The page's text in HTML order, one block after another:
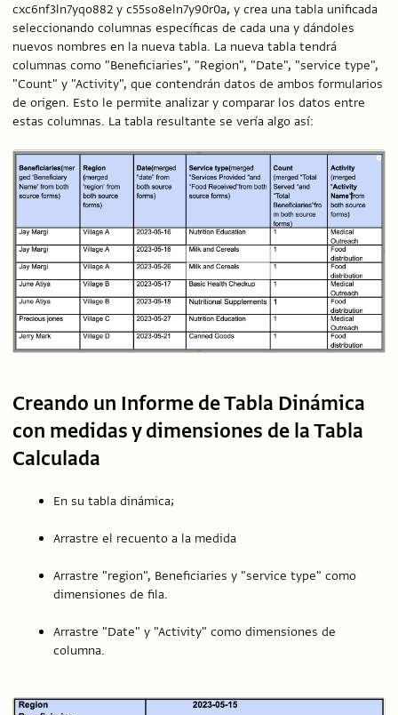
cxc6nf3ln7yqo882 y c55so8eln7y90r0a, y crea una tabla unificada
seleccionando columnas específicas de cada una y dándoles
nuevos nombres en la nueva tabla. La nueva tabla tendrá
columnas como "Beneficiaries", "Region", "Date", "service type",
"Count" y "Activity", que contendrán datos de ambos formularios
de origen. Esto le permite analizar y comparar los datos entre
estas columnas. La tabla resultante se vería algo así:
Creando un Informe de Tabla Dinámica
con medidas y dimensiones de la Tabla
Calculada
En su tabla dinámica;
Arrastre el recuento a la medida
Arrastre "region", Beneficiaries y "service type" como
dimensiones de fila.
Arrastre "Date" y "Activity" como dimensiones de
columna.